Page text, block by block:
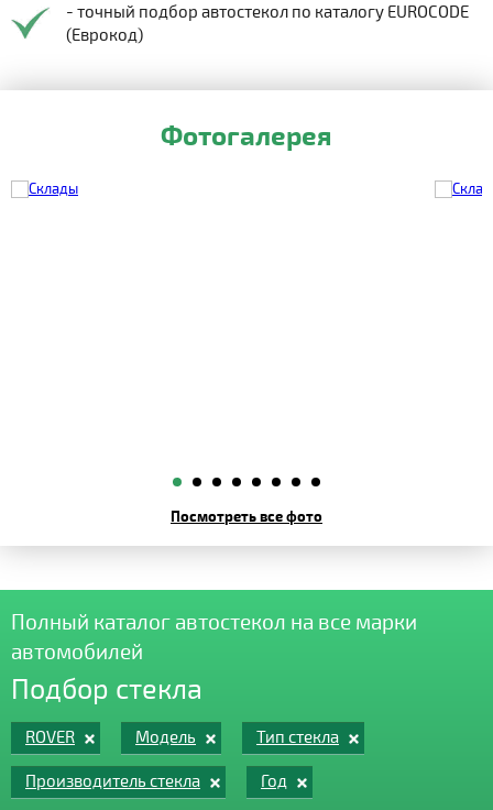
- точный подбор автостекол по каталогу EUROCODE
(Еврокод)
Фотогалерея
Посмотреть все фото
Полный каталог автостекол на все марки
автомобилей
Подбор стекла
ROVER Модель Тип стекла
Производитель стекла Год